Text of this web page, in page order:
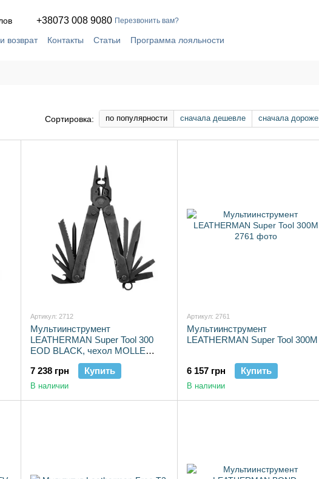
+38073 008 9080 Перезвонить вам?
возврат Контакты Статьи
Программа лояльности
Сортировка: по популярности сначала дешевле сначала дороже
Артикул: 2712
Мультиинструмент
LEATHERMAN Super Tool 300
EOD BLACK, чехол MOLLE
(черн.), картонная кор.
7 238 грн
Купить
В наличии
Артикул: 2761
Мультиинструмент
LEATHERMAN Super Tool 300M
6 157 грн Купить
В наличии